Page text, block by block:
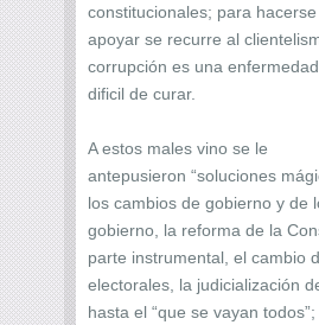
constitucionales; para
apoyar se recurre al
corrupción es una
dificil de curar.
A estos males vino se le
antepusieron “soluciones
los cambios de gobierno y de
gobierno, la reforma de la
parte instrumental, el cambio
electorales, la judicialización
hasta el “que se vayan